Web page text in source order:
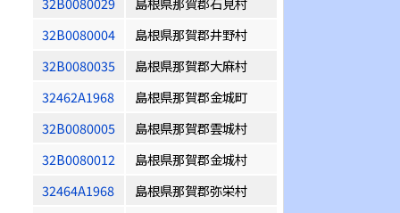
32B0080004
島根県那賀郡井野村
32B0080035
島根県那賀郡大麻村
32462A1968
島根県那賀郡金城町
32B0080005
島根県那賀郡雲城村
32B0080012
島根県那賀郡金城村
32464A1968
島根県那賀郡弥栄村